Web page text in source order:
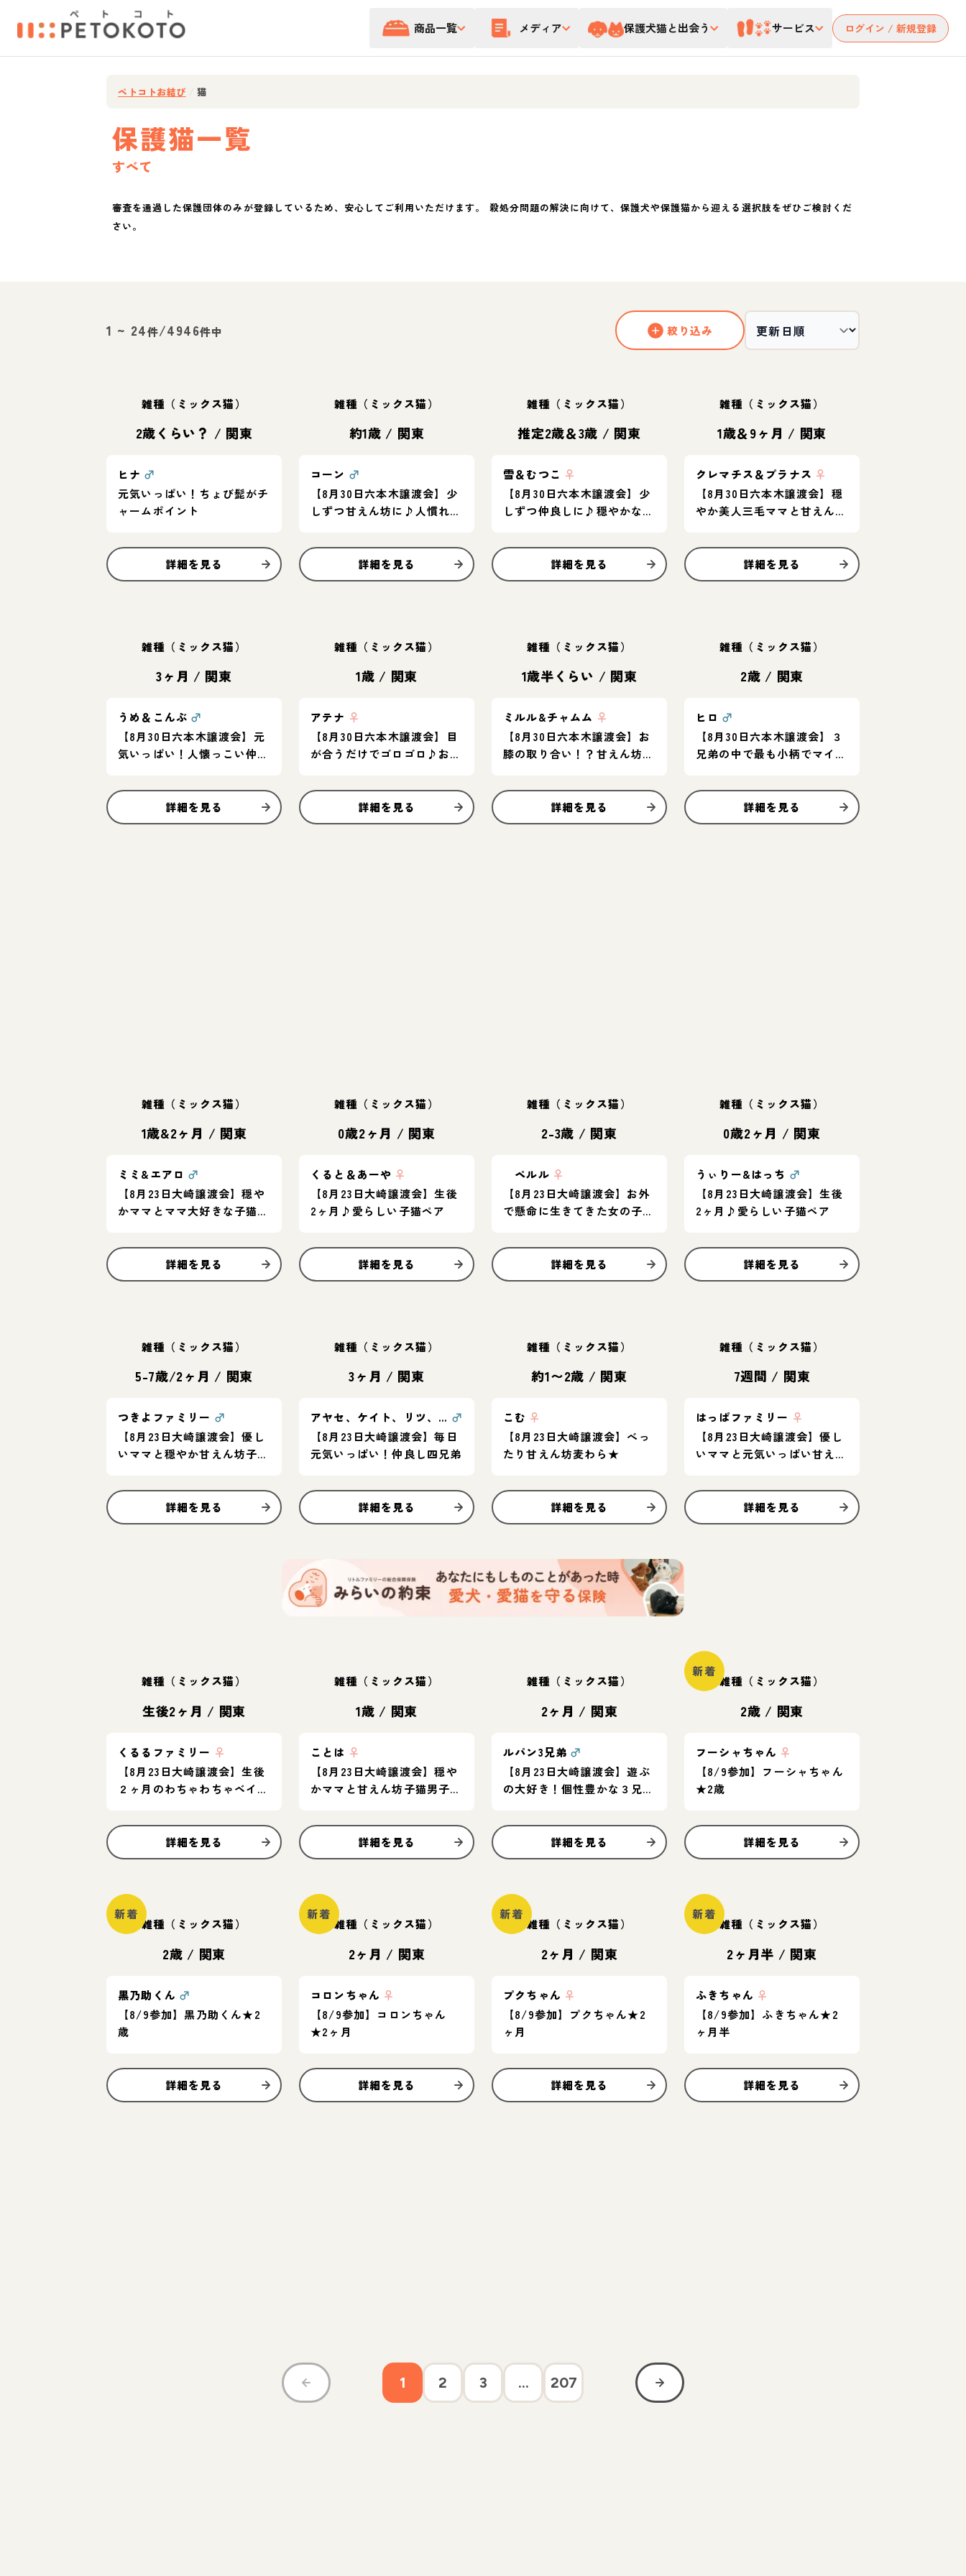
商品一覧 メディア 保護犬猫と出会う サービス ログイン / 新規登録
ペトコトお結び 猫
保護猫一覧
すべて
審査を通過した保護団体のみが登録しているため、安心してご利用いただけます。 殺処分問題の解決に向けて、保護犬や保護猫から迎える選択肢をぜひご検討くだ
さい。
1 ~ 24件/4946件中 絞り込み
雑種（ミックス猫）
2歳くらい？ / 関東
ヒナ ♂
元気いっぱい！ちょび髭がチ
ャームポイント
詳細を見る
雑種（ミックス猫）
約1歳 / 関東
コーン ♂
【8月30日六本木譲渡会】少
しずつ甘えん坊に♪人慣れ過
に！
詳細を見る
雑種（ミックス猫）
推定2歳＆3歳 / 関東
雪＆むつこ ♀
【8月30日六本木譲渡会】少
しずつ仲良しに♪穏やかな女
詳細を見る
雑種（ミックス猫）
1歳＆9ヶ月 / 関東
クレマチス＆プラナス ♀
【8月30日六本木譲渡会】穏
やか美人三毛ママと甘えん坊
詳細を見る
雑種（ミックス猫）
3ヶ月 / 関東
うめ＆こんぶ ♂
【8月30日六本木譲渡会】元
気いっぱい！人懐っこい仲良
詳細を見る
雑種（ミックス猫）
1歳 / 関東
アテナ ♀
【8月30日六本木譲渡会】目
が合うだけでゴロゴロ♪お膝
詳細を見る
雑種（ミックス猫）
1歳半くらい / 関東
ミルル&チャムム ♀
【8月30日六本木譲渡会】お
膝の取り合い！？甘えん坊お
詳細を見る
雑種（ミックス猫）
2歳 / 関東
ヒロ ♂
【8月30日六本木譲渡会】３
兄弟の中で最も小柄でマイペ
詳細を見る
雑種（ミックス猫）
1歳&2ヶ月 / 関東
ミミ&エアロ ♂
【8月23日大崎譲渡会】穏や
かママとママ大好きな子猫★
詳細を見る
雑種（ミックス猫）
0歳2ヶ月 / 関東
くると＆あーや ♀
【8月23日大崎譲渡会】生後
2ヶ月♪愛らしい子猫ペア
詳細を見る
雑種（ミックス猫）
2-3歳 / 関東
ペルル ♀
【8月23日大崎譲渡会】お外
で懸命に生きてきた女の子。
♡
詳細を見る
雑種（ミックス猫）
0歳2ヶ月 / 関東
うぃりー&はっち ♂
【8月23日大崎譲渡会】生後
2ヶ月♪愛らしい子猫ペア
詳細を見る
雑種（ミックス猫）
5-7歳/2ヶ月 / 関東
つきよファミリー ♂
【8月23日大崎譲渡会】優し
いママと穏やか甘えん坊子猫
詳細を見る
雑種（ミックス猫）
3ヶ月 / 関東
アヤセ、ケイト、リツ、アオ ♂
【8月23日大崎譲渡会】毎日
元気いっぱい！仲良し四兄弟
詳細を見る
雑種（ミックス猫）
約1〜2歳 / 関東
こむ ♀
【8月23日大崎譲渡会】べっ
たり甘えん坊麦わら★
詳細を見る
雑種（ミックス猫）
7週間 / 関東
はっぱファミリー ♀
【8月23日大崎譲渡会】優し
いママと元気いっぱい甘えん
詳細を見る
雑種（ミックス猫）
生後2ヶ月 / 関東
くるるファミリー ♀
【8月23日大崎譲渡会】生後
２ヶ月のわちゃわちゃベイビ
詳細を見る
雑種（ミックス猫）
1歳 / 関東
ことは ♀
【8月23日大崎譲渡会】穏や
かママと甘えん坊子猫男子の
詳細を見る
雑種（ミックス猫）
2ヶ月 / 関東
ルパン3兄弟 ♂
【8月23日大崎譲渡会】遊ぶ
の大好き！個性豊かな３兄弟
友達に◎
詳細を見る
新着
雑種（ミックス猫）
2歳 / 関東
フーシャちゃん ♀
【8/9参加】フーシャちゃん
★2歳
詳細を見る
新着
雑種（ミックス猫）
2歳 / 関東
黒乃助くん ♂
【8/9参加】黒乃助くん★2
歳
詳細を見る
新着
雑種（ミックス猫）
2ヶ月 / 関東
コロンちゃん ♀
【8/9参加】コロンちゃん
★2ヶ月
詳細を見る
新着
雑種（ミックス猫）
2ヶ月 / 関東
プクちゃん ♀
【8/9参加】プクちゃん★2
ヶ月
詳細を見る
新着
雑種（ミックス猫）
2ヶ月半 / 関東
ふきちゃん ♀
【8/9参加】ふきちゃん★2
ヶ月半
詳細を見る
1 2 3 ... 207